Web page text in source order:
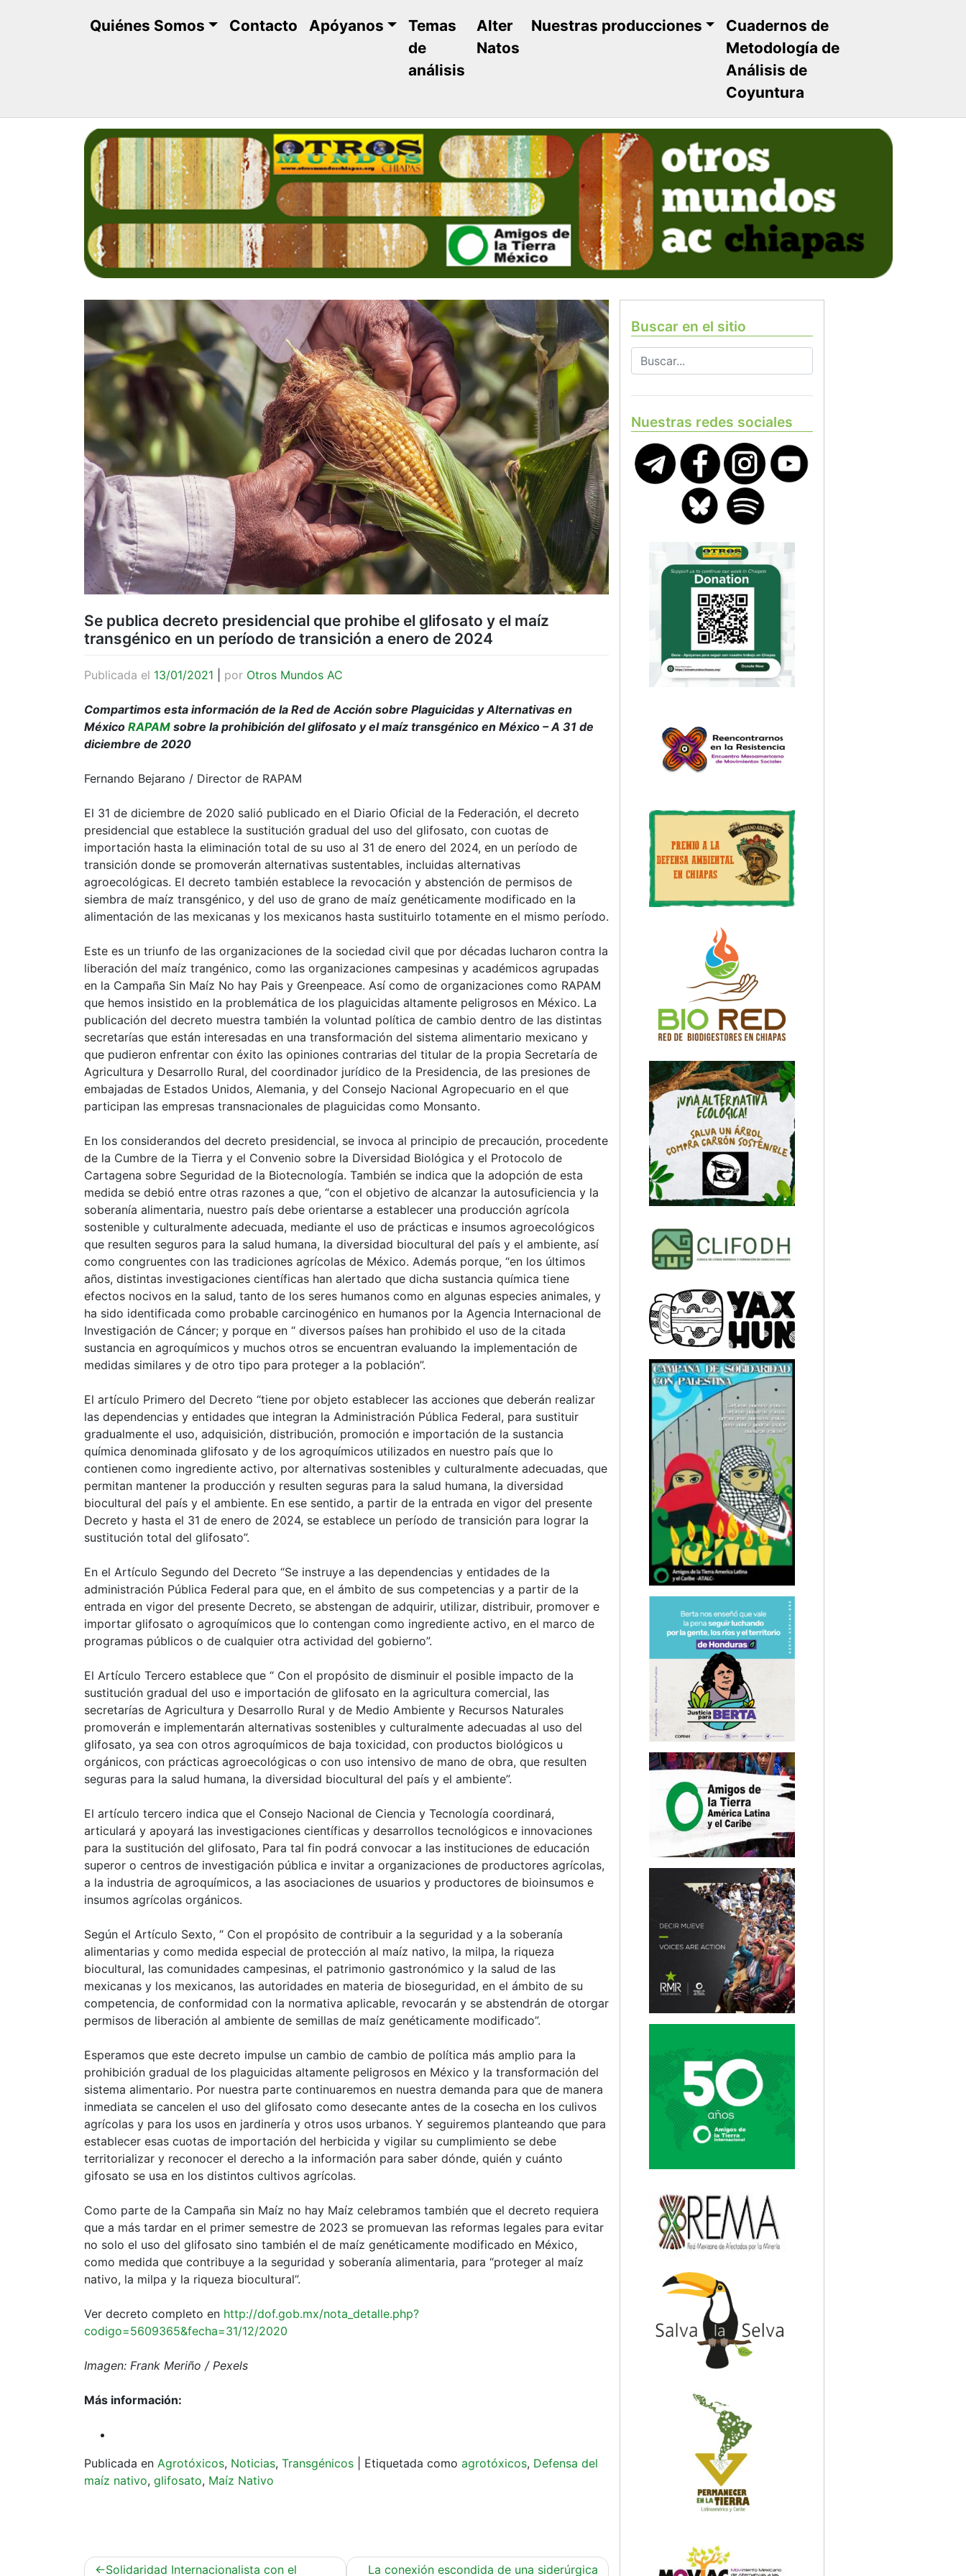
Quiénes Somos Contacto Apóyanos
Temas
de
análisis
Alter
Natos
Nuestras producciones
Cuadernos de
Metodología de
Análisis de
Coyuntura
Se publica decreto presidencial que prohibe el glifosato y el maíz
transgénico en un período de transición a enero de 2024
Publicada el 13/01/2021 por Otros Mundos AC
Compartimos esta información de la Red de Acción sobre Plaguicidas y Alternativas en
México RAPAM sobre la prohibición del glifosato y el maíz transgénico en México – A 31 de
diciembre de 2020
Fernando Bejarano / Director de RAPAM
El 31 de diciembre de 2020 salió publicado en el Diario Oficial de la Federación, el decreto
presidencial que establece la sustitución gradual del uso del glifosato, con cuotas de
importación hasta la eliminación total de su uso al 31 de enero del 2024, en un período de
transición donde se promoverán alternativas sustentables, incluidas alternativas
agroecológicas. El decreto también establece la revocación y abstención de permisos de
siembra de maíz transgénico, y del uso de grano de maíz genéticamente modificado en la
alimentación de las mexicanas y los mexicanos hasta sustituirlo totamente en el mismo período.
Este es un triunfo de las organizaciones de la sociedad civil que por décadas lucharon contra la
liberación del maíz trangénico, como las organizaciones campesinas y académicos agrupadas
en la Campaña Sin Maíz No hay Pais y Greenpeace. Así como de organizaciones como RAPAM
que hemos insistido en la problemática de los plaguicidas altamente peligrosos en México. La
publicación del decreto muestra también la voluntad política de cambio dentro de las distintas
secretarías que están interesadas en una transformación del sistema alimentario mexicano y
que pudieron enfrentar con éxito las opiniones contrarias del titular de la propia Secretaría de
Agricultura y Desarrollo Rural, del coordinador jurídico de la Presidencia, de las presiones de
embajadas de Estados Unidos, Alemania, y del Consejo Nacional Agropecuario en el que
participan las empresas transnacionales de plaguicidas como Monsanto.
En los considerandos del decreto presidencial, se invoca al principio de precaución, procedente
de la Cumbre de la Tierra y el Convenio sobre la Diversidad Biológica y el Protocolo de
Cartagena sobre Seguridad de la Biotecnología. También se indica que la adopción de esta
medida se debió entre otras razones a que, “con el objetivo de alcanzar la autosuficiencia y la
soberanía alimentaria, nuestro país debe orientarse a establecer una producción agrícola
sostenible y culturalmente adecuada, mediante el uso de prácticas e insumos agroecológicos
que resulten seguros para la salud humana, la diversidad biocultural del país y el ambiente, así
como congruentes con las tradiciones agrícolas de México. Además porque, “en los últimos
años, distintas investigaciones científicas han alertado que dicha sustancia química tiene
efectos nocivos en la salud, tanto de los seres humanos como en algunas especies animales, y
ha sido identificada como probable carcinogénico en humanos por la Agencia Internacional de
Investigación de Cáncer; y porque en “ diversos países han prohibido el uso de la citada
sustancia en agroquímicos y muchos otros se encuentran evaluando la implementación de
medidas similares y de otro tipo para proteger a la población”.
El artículo Primero del Decreto “tiene por objeto establecer las acciones que deberán realizar
las dependencias y entidades que integran la Administración Pública Federal, para sustituir
gradualmente el uso, adquisición, distribución, promoción e importación de la sustancia
química denominada glifosato y de los agroquímicos utilizados en nuestro país que lo
contienen como ingrediente activo, por alternativas sostenibles y culturalmente adecuadas, que
permitan mantener la producción y resulten seguras para la salud humana, la diversidad
biocultural del país y el ambiente. En ese sentido, a partir de la entrada en vigor del presente
Decreto y hasta el 31 de enero de 2024, se establece un período de transición para lograr la
sustitución total del glifosato”.
En el Artículo Segundo del Decreto “Se instruye a las dependencias y entidades de la
administración Pública Federal para que, en el ámbito de sus competencias y a partir de la
entrada en vigor del presente Decreto, se abstengan de adquirir, utilizar, distribuir, promover e
importar glifosato o agroquímicos que lo contengan como ingrediente activo, en el marco de
programas públicos o de cualquier otra actividad del gobierno”.
El Artículo Tercero establece que “ Con el propósito de disminuir el posible impacto de la
sustitución gradual del uso e importación de glifosato en la agricultura comercial, las
secretarías de Agricultura y Desarrollo Rural y de Medio Ambiente y Recursos Naturales
promoverán e implementarán alternativas sostenibles y culturalmente adecuadas al uso del
glifosato, ya sea con otros agroquímicos de baja toxicidad, con productos biológicos u
orgánicos, con prácticas agroecológicas o con uso intensivo de mano de obra, que resulten
seguras para la salud humana, la diversidad biocultural del país y el ambiente”.
El artículo tercero indica que el Consejo Nacional de Ciencia y Tecnología coordinará,
articulará y apoyará las investigaciones científicas y desarrollos tecnológicos e innovaciones
para la sustitución del glifosato, Para tal fin podrá convocar a las instituciones de educación
superor o centros de investigación pública e invitar a organizaciones de productores agrícolas,
a la industria de agroquímicos, a las asociaciones de usuarios y productores de bioinsumos e
insumos agrícolas orgánicos.
Según el Artículo Sexto, “ Con el propósito de contribuir a la seguridad y a la soberanía
alimentarias y como medida especial de protección al maíz nativo, la milpa, la riqueza
biocultural, las comunidades campesinas, el patrimonio gastronómico y la salud de las
mexicanas y los mexicanos, las autoridades en materia de bioseguridad, en el ámbito de su
competencia, de conformidad con la normativa aplicable, revocarán y se abstendrán de otorgar
permisos de liberación al ambiente de semillas de maíz genéticamente modificado”.
Esperamos que este decreto impulse un cambio de cambio de política más amplio para la
prohibición gradual de los plaguicidas altamente peligrosos en México y la transformación del
sistema alimentario. Por nuestra parte continuaremos en nuestra demanda para que de manera
inmediata se cancelen el uso del glifosato como desecante antes de la cosecha en los culivos
agrícolas y para los usos en jardinería y otros usos urbanos. Y seguiremos planteando que para
establecer esas cuotas de importación del herbicida y vigilar su cumplimiento se debe
territorializar y reconocer el derecho a la información para saber dónde, quién y cuánto
gifosato se usa en los distintos cultivos agrícolas.
Como parte de la Campaña sin Maíz no hay Maíz celebramos también que el decreto requiera
que a más tardar en el primer semestre de 2023 se promuevan las reformas legales para evitar
no solo el uso del glifosato sino también el de maíz genéticamente modificado en México,
como medida que contribuye a la seguridad y soberanía alimentaria, para “proteger al maíz
nativo, la milpa y la riqueza biocultural”.
Ver decreto completo en http://dof.gob.mx/nota_detalle.php?
codigo=5609365&fecha=31/12/2020
Imagen: Frank Meriño / Pexels
Más información:
Publicada en Agrotóxicos, Noticias, Transgénicos Etiquetada como agrotóxicos, Defensa del
maíz nativo, glifosato, Maíz Nativo
Navegación
Solidaridad Internacionalista con el La conexión escondida de una siderúrgica
Buscar en el sitio
Nuestras redes sociales